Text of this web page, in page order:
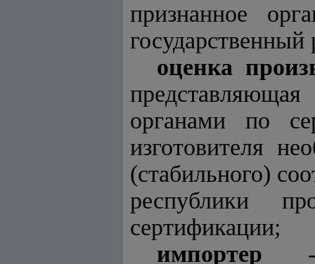
признанное
государственный
оценка
органами по
изготовителя
(стабильного)
республики
сертификации;
импортер -